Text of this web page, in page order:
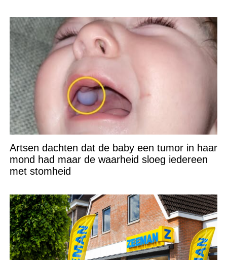
Artsen dachten dat de baby een tumor in haar
mond had maar de waarheid sloeg iedereen
met stomheid